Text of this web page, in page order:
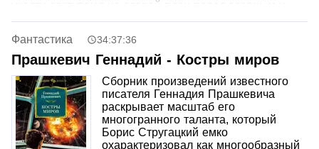
участи отступают на второй план перед главным и
исправить это досадное недоразумение, доведя
прерванное дело до конца.
Фантастика 34:37:36
Прашкевич Геннадий - Костры миров
Сборник произведений известного
писателя Геннадия Прашкевича
раскрывает масштаб его
многогранного таланта, который
Борис Стругацкий емко
охарактеризовал как многообразный